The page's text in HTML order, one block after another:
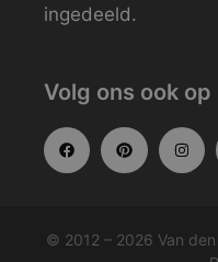
ingedeeld.
Volg ons ook
© 2012 – 2026 Van